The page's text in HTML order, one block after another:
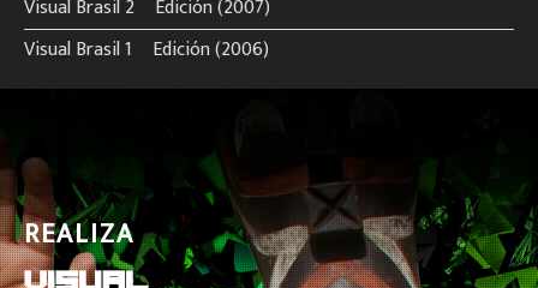
Visual Brasil 2º Edición (2007)
Visual Brasil 1º Edición (2006)
REALIZA